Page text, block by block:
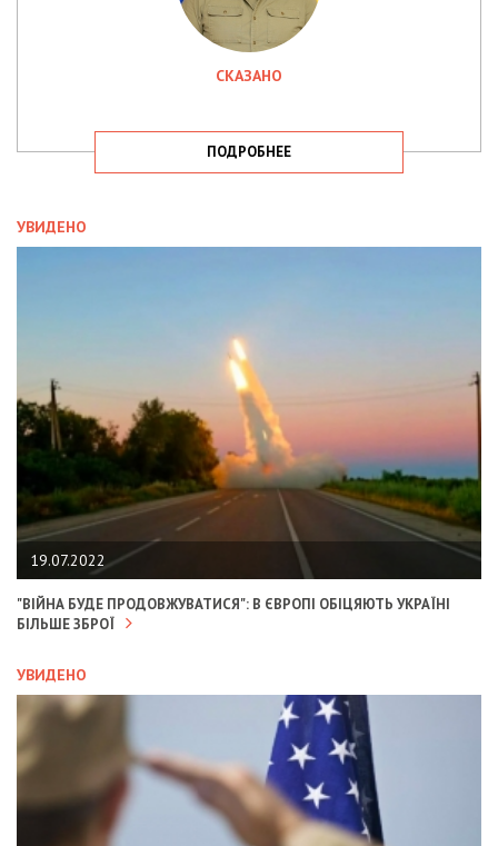
СКАЗАНО
ПОДРОБНЕЕ
УВИДЕНО
19.07.2022
"ВІЙНА БУДЕ ПРОДОВЖУВАТИСЯ": В ЄВРОПІ ОБІЦЯЮТЬ УКРАЇНІ
БІЛЬШЕ ЗБРОЇ
УВИДЕНО